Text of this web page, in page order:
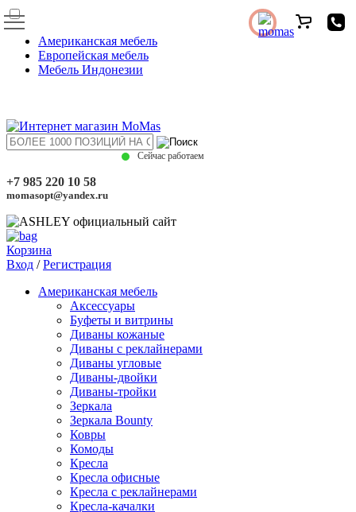
Американская мебель
Европейская мебель
Мебель Индонезии
Сейчас работаем
+7 985 220 10 58
momasopt@yandex.ru
Корзина
Вход /Регистрация
Американская мебель
Аксессуары
Буфеты и витрины
Диваны кожаные
Диваны с реклайнерами
Диваны угловые
Диваны-двойки
Диваны-тройки
Зеркала
Зеркала Bounty
Ковры
Комоды
Кресла
Кресла офисные
Кресла с реклайнерами
Кресла-качалки